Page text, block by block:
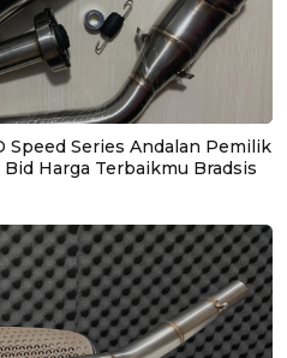
Speed Series Andalan Pemilik
Harga Terbaikmu Bradsis